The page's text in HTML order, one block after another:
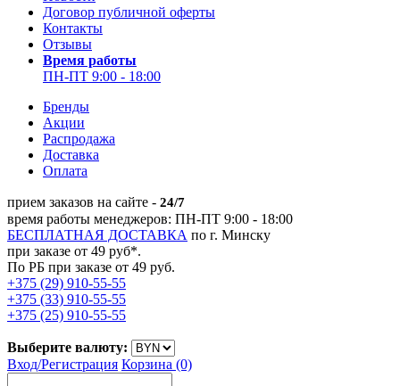
Договор публичной оферты
Контакты
Отзывы
Время работы
ПН-ПТ 9:00 - 18:00
Бренды
Акции
Распродажа
Доставка
Оплата
прием заказов на сайте - 24/7
время работы менеджеров: ПН-ПТ 9:00 - 18:00
БЕСПЛАТНАЯ ДОСТАВКА по г. Минску
при заказе от 49 руб*.
По РБ при заказе от 49 руб.
+375 (29) 910-55-55
+375 (33) 910-55-55
+375 (25) 910-55-55
Выберите валюту:
Вход/Регистрация Корзина (0)